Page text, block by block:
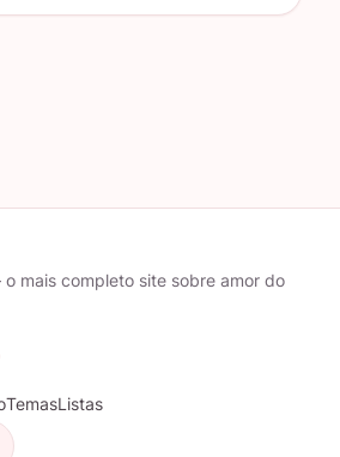
mais completo site sobre amor do
TemasListas